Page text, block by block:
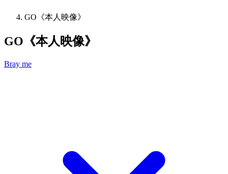
GO《本人映像》
GO《本人映像》
Bray me